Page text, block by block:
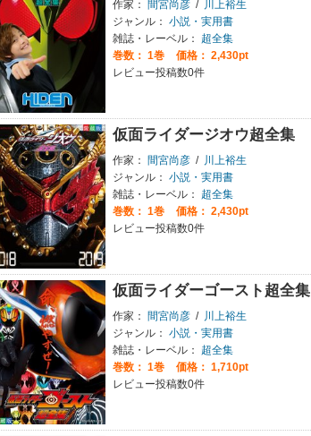
作家： 間宮尚彦 /
川上裕生
ジャンル： 小説・実用書
雑誌・レーベル：
超全集
巻数： 1巻
価格： 2,430pt
レビュー投稿数0件
仮面ライダージオウ超全集
作家： 間宮尚彦 /
川上裕生
ジャンル： 小説・実用書
雑誌・レーベル：
超全集
巻数： 1巻
価格： 2,430pt
レビュー投稿数0件
仮面ライダーゴースト超全集
作家： 間宮尚彦 /
川上裕生
ジャンル： 小説・実用書
雑誌・レーベル：
超全集
巻数： 1巻
価格： 1,710pt
レビュー投稿数0件